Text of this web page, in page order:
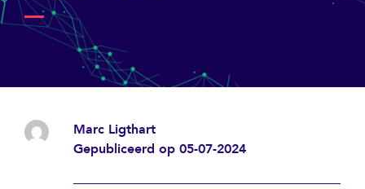
Marc Ligthart
Gepubliceerd op 05-07-2024